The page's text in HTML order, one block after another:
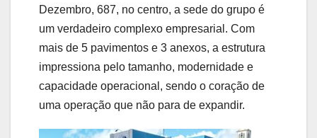
Dezembro, 687, no centro, a sede do grupo é
um verdadeiro complexo empresarial. Com
mais de 5 pavimentos e 3 anexos, a estrutura
impressiona pelo tamanho, modernidade e
capacidade operacional, sendo o coração de
uma operação que não para de expandir.